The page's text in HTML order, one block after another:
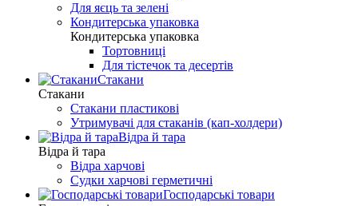
Для яєць та зелені
Кондитерська упаковка
Кондитерська упаковка
Тортовниці
Для тістечок та десертів
Стакани
Стакани
Стакани пластикові
Утримувачі для стаканів (кап-холдери)
Відра й тара
Відра й тара
Відра харчові
Судки харчові герметичні
Господарські товари